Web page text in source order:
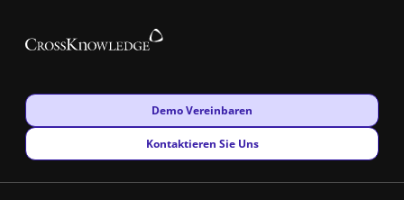
New window
Demo Vereinbaren
New window
Kontaktieren Sie Uns